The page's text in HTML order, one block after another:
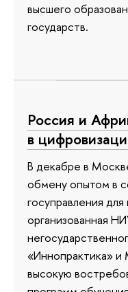
высшего
государств.
Россия и
в
В декабре в
обмену опытом в
госуправления
организованная
«Иннопрактика»
высокую